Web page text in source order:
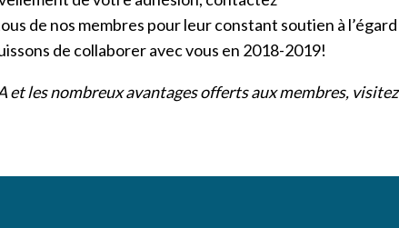
de nos membres pour leur constant soutien à l’égard
de collaborer avec vous en 2018-2019!
et les nombreux avantages offerts aux membres, visitez